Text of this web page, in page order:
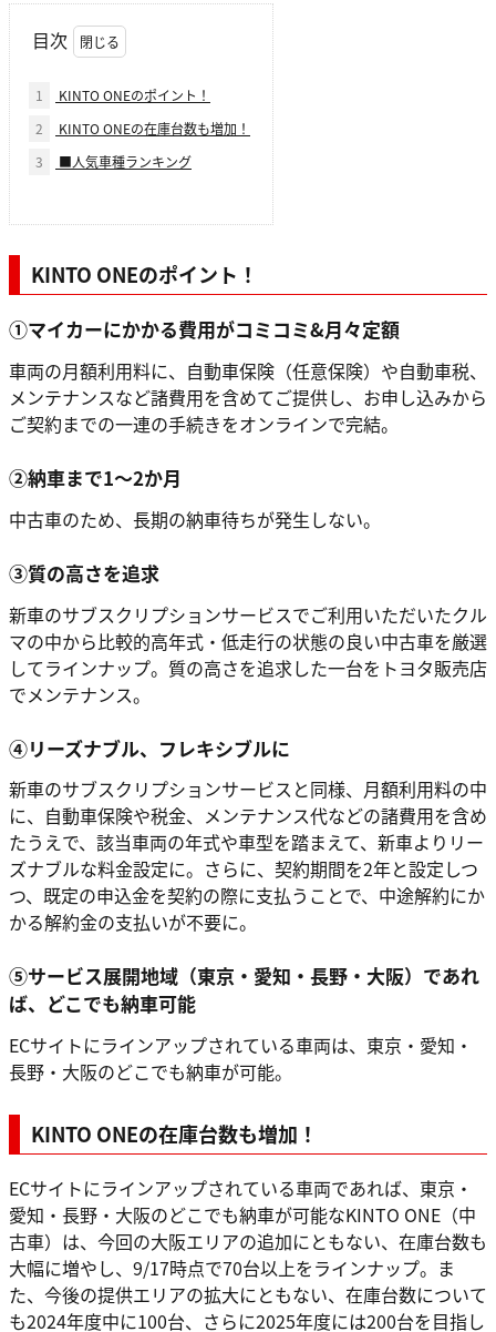
目次
1
KINTO ONEのポイント！
2
KINTO ONEの在庫台数も増加！
3
■人気車種ランキング
KINTO ONEのポイント！
①マイカーにかかる費用がコミコミ&月々定額
車両の月額利用料に、自動車保険（任意保険）や自動車税、
メンテナンスなど諸費用を含めてご提供し、お申し込みから
ご契約までの一連の手続きをオンラインで完結。
②納車まで1～2か月
中古車のため、長期の納車待ちが発生しない。
③質の高さを追求
新車のサブスクリプションサービスでご利用いただいたクル
マの中から比較的高年式・低走行の状態の良い中古車を厳選
してラインナップ。質の高さを追求した一台をトヨタ販売店
でメンテナンス。
④リーズナブル、フレキシブルに
新車のサブスクリプションサービスと同様、月額利用料の中
に、自動車保険や税金、メンテナンス代などの諸費用を含め
たうえで、該当車両の年式や車型を踏まえて、新車よりリー
ズナブルな料金設定に。さらに、契約期間を2年と設定しつ
つ、既定の申込金を契約の際に支払うことで、中途解約にか
かる解約金の支払いが不要に。
⑤サービス展開地域（東京・愛知・長野・大阪）であれ
ば、どこでも納車可能
ECサイトにラインアップされている車両は、東京・愛知・
長野・大阪のどこでも納車が可能。
KINTO ONEの在庫台数も増加！
ECサイトにラインアップされている車両であれば、東京・
愛知・長野・大阪のどこでも納車が可能なKINTO ONE（中
古車）は、今回の大阪エリアの追加にともない、在庫台数も
大幅に増やし、9/17時点で70台以上をラインナップ。ま
た、今後の提供エリアの拡大にともない、在庫台数について
も2024年度中に100台、さらに2025年度には200台を目指し